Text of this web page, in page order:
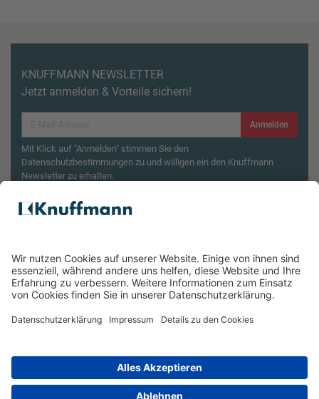
KNUFFMANN NEWSLETTER
Jetzt anmelden & Vorteile sichern!
Anmelden
Mit Klick auf "Anmelden" stimmen Sie den
Datenschutzbestimmungen zu und willigen ein den Knuffmann
Newsletter zu erhalten.
Aktionsbedingungen¹
Wasserkocher